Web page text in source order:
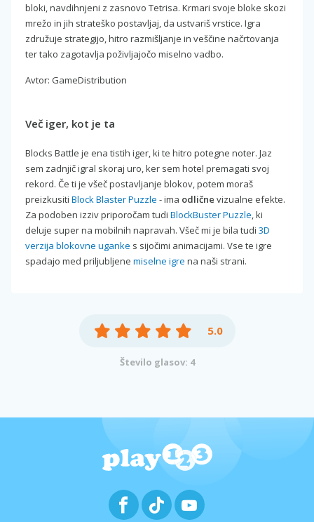
bloki, navdihnjeni z zasnovo Tetrisa. Krmari svoje bloke skozi
mrežo in jih strateško postavljaj, da ustvariš vrstice. Igra
združuje strategijo, hitro razmišljanje in veščine načrtovanja
ter tako zagotavlja poživljajočo miselno vadbo.
Avtor: GameDistribution
Več iger, kot je ta
Blocks Battle je ena tistih iger, ki te hitro potegne noter. Jaz
sem zadnjič igral skoraj uro, ker sem hotel premagati svoj
rekord. Če ti je všeč postavljanje blokov, potem moraš
preizkusiti Block Blaster Puzzle - ima odlične vizualne efekte.
Za podoben izziv priporočam tudi BlockBuster Puzzle, ki
deluje super na mobilnih napravah. Všeč mi je bila tudi 3D
verzija blokovne uganke s sijočimi animacijami. Vse te igre
spadajo med priljubljene miselne igre na naši strani.
5.0
Število glasov: 4